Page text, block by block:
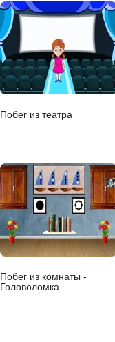
Побег из театра
Побег из комнаты -
Головоломка